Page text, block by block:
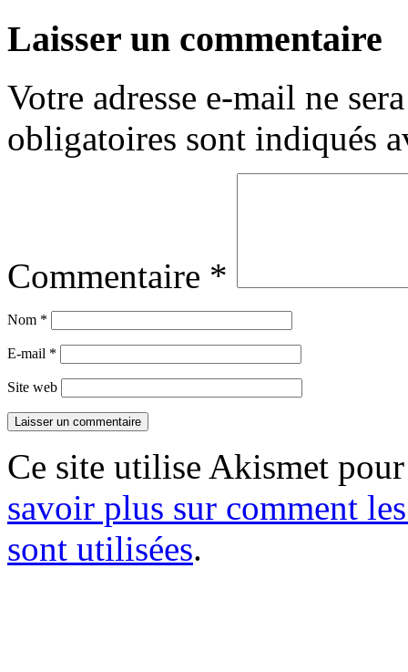
Laisser un commentaire
Votre adresse e-mail ne
obligatoires sont indiqués
Commentaire *
Nom *
E-mail *
Site web
Ce site utilise Akismet
savoir plus sur comment
sont utilisées.